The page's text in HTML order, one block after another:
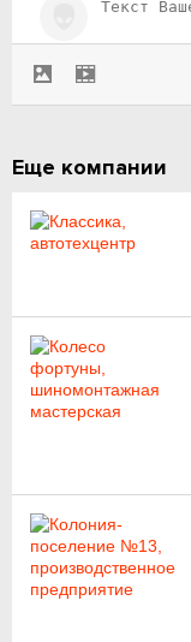
Еще компании